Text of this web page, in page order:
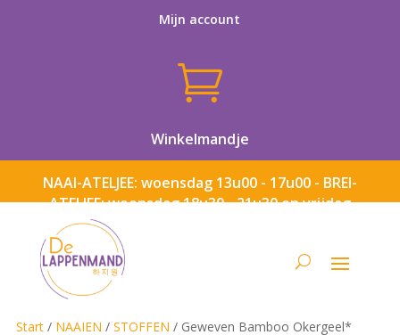
Mijn account

Winkelmandje
NAAI-ATELJEE: woensdag 13u00 - 17u00 - BREI-
ATELJEE: woensdag 18u30 - 21u30 en vrijdag
Start/ NAAIEN / STOFFEN / Geweven Bamboo Okergeel*